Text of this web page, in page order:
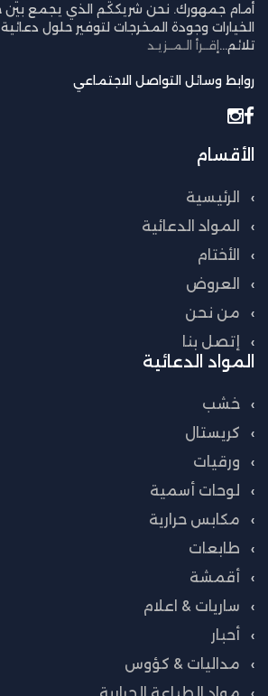
أمام جمهورك. نحن شريككم الذي يجمع بين
الخيارات وجودة المخرجات لتوفير حلول
تلائم... إقــرأ الـمــزيـد
روابط وسائل التواصل الاجتماعي
الأقسام
الرئيسية
المواد الدعائية
الأختام
العروض
من نحن
إتصل بنا
المواد الدعائية
خشب
كريستال
ورقيات
لوحات أسمية
مكابس حرارية
طابعات
أقمشة
ساريات & اعلام
أحبار
مداليات & كؤوس